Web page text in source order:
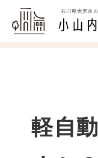
軽自